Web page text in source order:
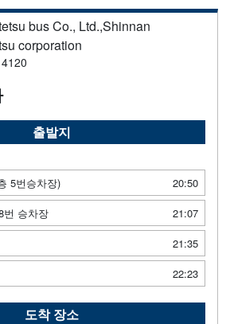
bus Co., Ltd.,Shinnan
corporation
출발지
5번승차장)
20:50
번 승차장
21:07
21:35
22:23
도착 장소